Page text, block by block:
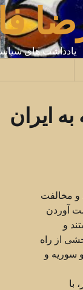
یادداشت های
ایران
و مخالفت
آوردن
و
از راه
سوریه و
با